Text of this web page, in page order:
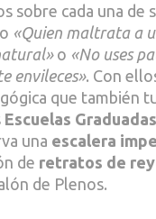
sobre cada una de
«Quien maltrata a
o «No uses
envileces». Con
que también
Escuelas Graduadas
una escalera
de retratos de
de Plenos.